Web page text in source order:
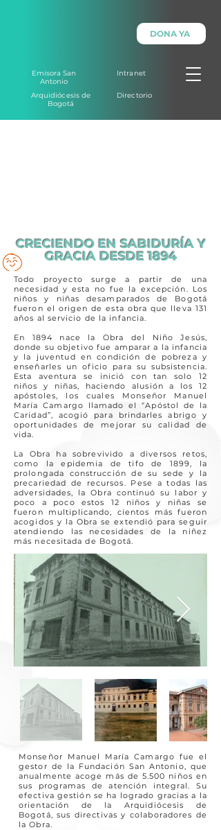
Emisora San
Antonio
Arquidiócesis de
Bogotá
DONA YA
Intranet
Directorio
CRECIENDO EN SABIDURÍA Y
GRACIA DESDE 1894
Todo proyecto surge a partir de una
necesidad y esta no fue la excepción. Los
niños y niñas desamparados de Bogotá
fueron el origen de esta obra que lleva 131
años al servicio de la infancia.
En 1894 nace la Obra del Niño Jesús,
donde su objetivo fue amparar a la infancia
y la juventud en condición de pobreza y
enseñarles un oficio para su subsistencia.
Esta aventura se inició con tan solo 12
niños y niñas, haciendo alusión a los 12
apóstoles, los cuales Monseñor Manuel
María Camargo llamado el “Apóstol de la
Caridad”, acogió para brindarles abrigo y
oportunidades de mejorar su calidad de
vida.
La Obra ha sobrevivido a diversos retos,
como la epidemia de tifo de 1899, la
prolongada construcción de su sede y la
precariedad de recursos. Pese a todas las
adversidades, la Obra continuó su labor y
poco a poco estos 12 niños y niñas se
fueron multiplicando, cientos más fueron
acogidos y la Obra se extendió para seguir
atendiendo las necesidades de la niñez
más necesitada de Bogotá.
Monseñor Manuel María Camargo fue el
gestor de la Fundación San Antonio, que
anualmente acoge más de 5.500 niños en
sus programas de atención integral. Su
efectiva gestión se ha logrado gracias a la
orientación de la Arquidiócesis de
Bogotá, sus directivas y colaboradores de
la Obra.